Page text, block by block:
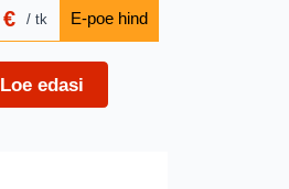
€ tk
Loe edasi